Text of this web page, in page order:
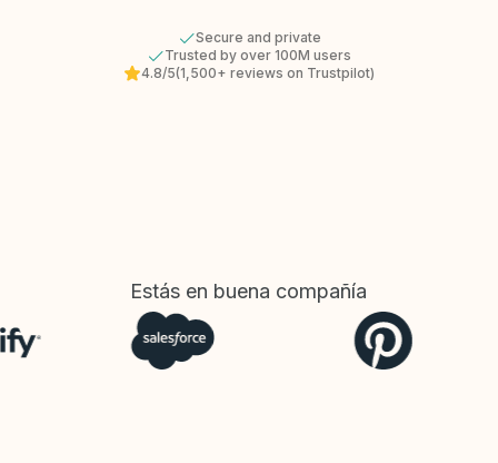
Secure and private
Trusted by over 100M users
4.8/5(1,500+ reviews on Trustpilot)
Estás en buena compañía